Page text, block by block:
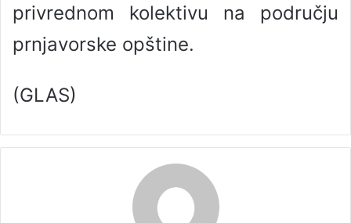
privrednom kolektivu na području
prnjavorske opštine.
(GLAS)